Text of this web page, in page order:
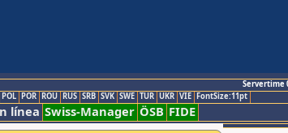
Servertime
POL POR ROU RUS SRB SVK SWE TUR UKR VIE FontSize:11pt
línea Swiss-Manager ÖSB FIDE